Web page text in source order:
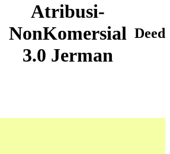
Atribusi-
NonKomersial
3.0 Jerman
Deed